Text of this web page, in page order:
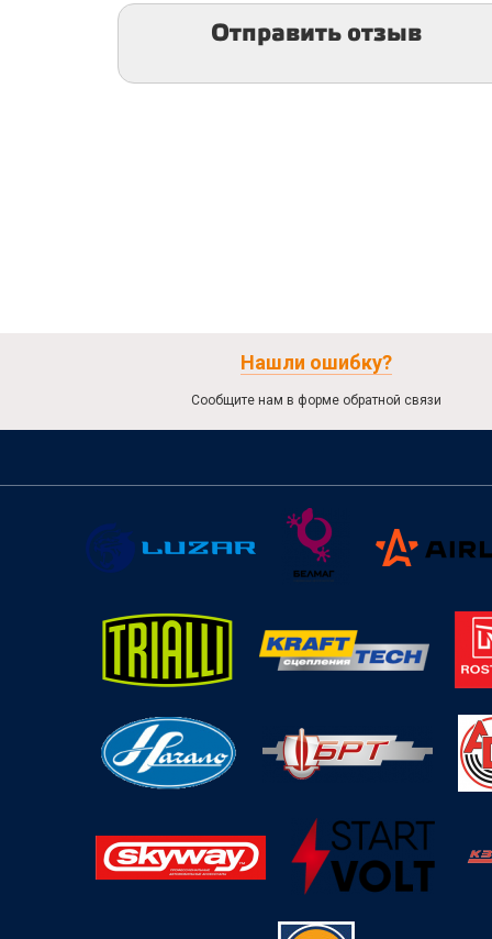
Отправить отзыв
Нашли ошибку?
Сообщите нам в форме обратной связи